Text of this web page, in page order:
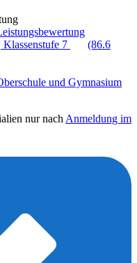
7
(86.6
und Gymnasium
nur nach Anmeldung im